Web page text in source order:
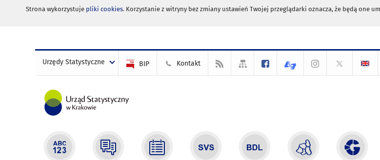
Strona wykorzystuje pliki cookies. Korzystanie z witryny bez zmiany ustawień Twojej przeglądarki oznacza, że będą one
Urzędy Statystyczne BIP Kontakt